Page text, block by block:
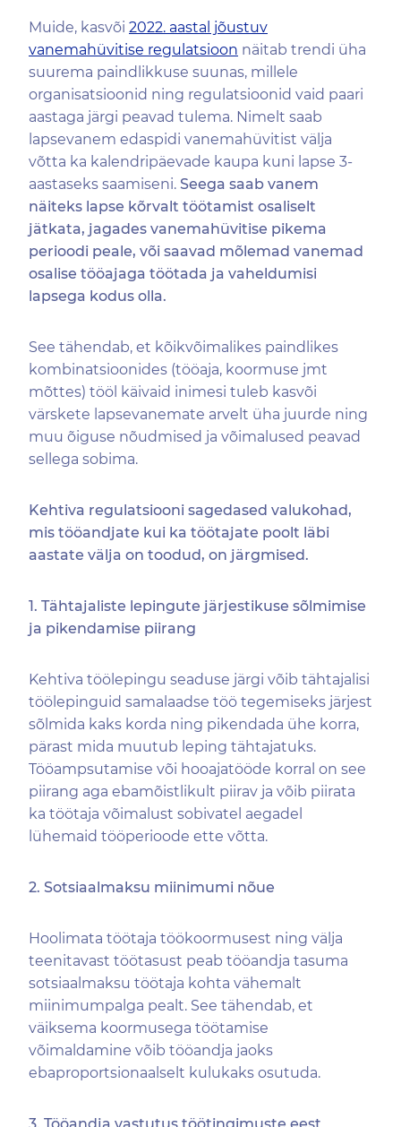
Muide, kasvõi 2022. aastal jõustuv
vanemahüvitise regulatsioon näitab trendi üha
suurema paindlikkuse suunas, millele
organisatsioonid ning regulatsioonid vaid paari
aastaga järgi peavad tulema. Nimelt saab
lapsevanem edaspidi vanemahüvitist välja
võtta ka kalendripäevade kaupa kuni lapse 3-
aastaseks saamiseni. Seega saab vanem
näiteks lapse kõrvalt töötamist osaliselt
jätkata, jagades vanemahüvitise pikema
perioodi peale, või saavad mõlemad vanemad
osalise tööajaga töötada ja vaheldumisi
lapsega kodus olla.
See tähendab, et kõikvõimalikes paindlikes
kombinatsioonides (tööaja, koormuse jmt
mõttes) tööl käivaid inimesi tuleb kasvõi
värskete lapsevanemate arvelt üha juurde ning
muu õiguse nõudmised ja võimalused peavad
sellega sobima.
Kehtiva regulatsiooni sagedased valukohad,
mis tööandjate kui ka töötajate poolt läbi
aastate välja on toodud, on järgmised.
1. Tähtajaliste lepingute järjestikuse sõlmimise
ja pikendamise piirang
Kehtiva töölepingu seaduse järgi võib tähtajalisi
töölepinguid samalaadse töö tegemiseks järjest
sõlmida kaks korda ning pikendada ühe korra,
pärast mida muutub leping tähtajatuks.
Tööampsutamise või hooajatööde korral on see
piirang aga ebamõistlikult piirav ja võib piirata
ka töötaja võimalust sobivatel aegadel
lühemaid tööperioode ette võtta.
2. Sotsiaalmaksu miinimumi nõue
Hoolimata töötaja töökoormusest ning välja
teenitavast töötasust peab tööandja tasuma
sotsiaalmaksu töötaja kohta vähemalt
miinimumpalga pealt. See tähendab, et
väiksema koormusega töötamise
võimaldamine võib tööandja jaoks
ebaproportsionaalselt kulukaks osutuda.